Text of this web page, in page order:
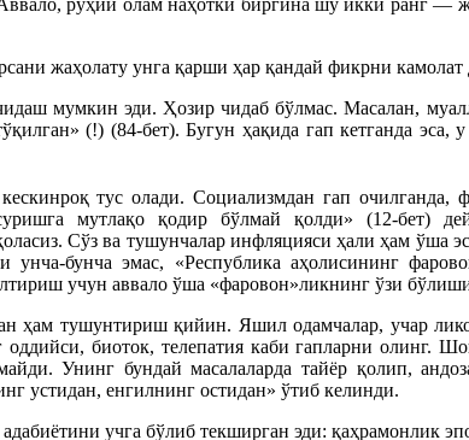
руҳий олам наҳотки биргина шу икки ранг —
жаҳолату унга қарши ҳар қандай фикрни камолат
мумкин эди. Ҳозир чидаб бўлмас. Масалан,
(!) (84-бет). Бугун ҳақида гап кетганда
тус олади. Социализмдан гап очилганда,
мутлақо қодир бўлмай қолди» (12-бет)
Сўз ва тушунчалар инфляцияси ҳали ҳам ўша
бунча эмас, «Республика аҳолисининг
учун аввало ўша «фаровон»ликнинг ўзи
ҳам тушунтириш қийин. Яшил одамчалар, учар
биоток, телепатия каби гапларни олинг.
Унинг бундай масалаларда тайёр қолип,
устидан, енгилнинг остидан» ўтиб келинди.
учга бўлиб текширган эди: қаҳрамонлик